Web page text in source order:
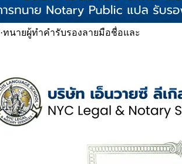
·ทนายผู้ทำคำรับรองลายมือชื่อและ